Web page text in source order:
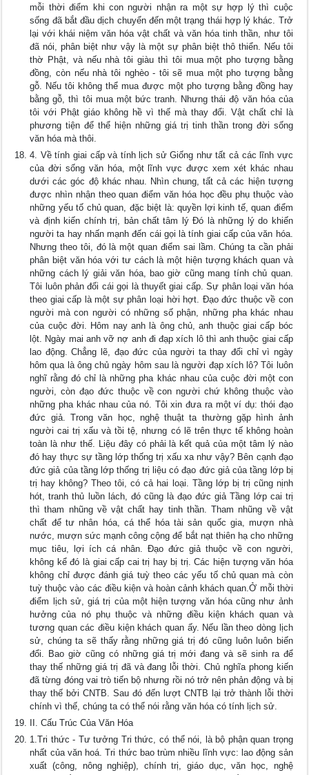
mỗi thời điểm khi con người nhận ra một sự hợp lý thì cuộc
sống đã bắt đầu dịch chuyển đến một trạng thái hợp lý khác. Trở
lại với khái niệm văn hóa vật chất và văn hóa tinh thần, như tôi
đã nói, phân biệt như vậy là một sự phân biệt thô thiển. Nếu tôi
thờ Phật, và nếu nhà tôi giàu thì tôi mua một pho tượng bằng
đồng, còn nếu nhà tôi nghèo - tôi sẽ mua một pho tượng bằng
gỗ. Nếu tôi không thể mua được một pho tượng bằng đồng hay
bằng gỗ, thì tôi mua một bức tranh. Nhưng thái độ văn hóa của
tôi với Phật giáo không hề vì thế mà thay đổi. Vật chất chỉ là
phương tiện để thể hiện những giá trị tinh thần trong đời sống
văn hóa mà thôi.
4. Về tính giai cấp và tính lịch sử Giống như tất cả các lĩnh vực
của đời sống văn hóa, một lĩnh vực được xem xét khác nhau
dưới các góc độ khác nhau. Nhìn chung, tất cả các hiện tượng
được nhìn nhận theo quan điểm văn hóa học đều phụ thuộc vào
những yếu tố chủ quan, đặc biệt là: quyền lợi kinh tế, quan điểm
và định kiến chính trị, bản chất tâm lý Đó là những lý do khiến
người ta hay nhấn mạnh đến cái gọi là tính giai cấp của văn hóa.
Nhưng theo tôi, đó là một quan điểm sai lầm. Chúng ta cần phải
phân biệt văn hóa với tư cách là một hiện tượng khách quan và
những cách lý giải văn hóa, bao giờ cũng mang tính chủ quan.
Tôi luôn phản đối cái gọi là thuyết giai cấp. Sự phân loại văn hóa
theo giai cấp là một sự phân loại hời hợt. Đạo đức thuộc về con
người mà con người có những số phận, những pha khác nhau
của cuộc đời. Hôm nay anh là ông chủ, anh thuộc giai cấp bóc
lột. Ngày mai anh vỡ nợ anh đi đạp xích lô thì anh thuộc giai cấp
lao động. Chẳng lẽ, đạo đức của người ta thay đổi chỉ vì ngày
hôm qua là ông chủ ngày hôm sau là người đạp xích lô? Tôi luôn
nghĩ rằng đó chỉ là những pha khác nhau của cuộc đời một con
người, còn đạo đức thuộc về con người chứ không thuộc vào
những pha khác nhau của nó. Tôi xin đưa ra một ví dụ: thói đạo
đức giả. Trong văn học, nghệ thuật ta thường gặp hình ảnh
người cai trị xấu và tồi tệ, nhưng có lẽ trên thực tế không hoàn
toàn là như thế. Liệu đây có phải là kết quả của một tâm lý nào
đó hay thực sự tầng lớp thống trị xấu xa như vậy? Bên cạnh đạo
đức giả của tầng lớp thống trị liệu có đạo đức giả của tầng lớp bị
trị hay không? Theo tôi, có cả hai loại. Tầng lớp bị trị cũng nịnh
hót, tranh thủ luồn lách, đó cũng là đạo đức giả Tầng lớp cai trị
thì tham nhũng về vật chất hay tinh thần. Tham nhũng về vật
chất để tư nhân hóa, cá thể hóa tài sản quốc gia, mượn nhà
nước, mượn sức mạnh công cộng để bắt nạt thiên hạ cho những
mục tiêu, lợi ích cá nhân. Đạo đức giả thuộc về con người,
không kể đó là giai cấp cai trị hay bị trị. Các hiện tượng văn hóa
không chỉ được đánh giá tuỳ theo các yếu tố chủ quan mà còn
tuỳ thuộc vào các điều kiện và hoàn cảnh khách quan.Ở mỗi thời
điểm lịch sử, giá trị của một hiện tượng văn hóa cũng như ảnh
hưởng của nó phụ thuộc và những điều kiện khách quan và
tương quan các điều kiện khách quan ấy. Nếu lần theo dòng lịch
sử, chúng ta sẽ thấy rằng những giá trị đó cũng luôn luôn biến
đổi. Bao giờ cũng có những giá trị mới đang và sẽ sinh ra để
thay thế những giá trị đã và đang lỗi thời. Chủ nghĩa phong kiến
đã từng đóng vai trò tiến bộ nhưng rồi nó trở nên phản động và bị
thay thế bởi CNTB. Sau đó đến lượt CNTB lại trở thành lỗi thời
chính vì thế, chúng ta có thể nói rằng văn hóa có tính lịch sử.
II. Cấu Trúc Của Văn Hóa
1.Tri thức - Tư tưởng Tri thức, có thể nói, là bộ phận quan trọng
nhất của văn hoá. Tri thức bao trùm nhiều lĩnh vực: lao động sản
xuất (công, nông nghiệp), chính trị, giáo dục, văn học, nghệ